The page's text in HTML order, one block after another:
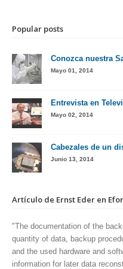
Popular posts
Conozca nuestra
Mayo 01, 2014
Entrevista en
Mayo 02, 2014
Cabezales de un
Junio 13, 2014
Artículo de Ernst Eder en
"The documentation of the
quantity of data, backup
and the used hardware and
information for later data